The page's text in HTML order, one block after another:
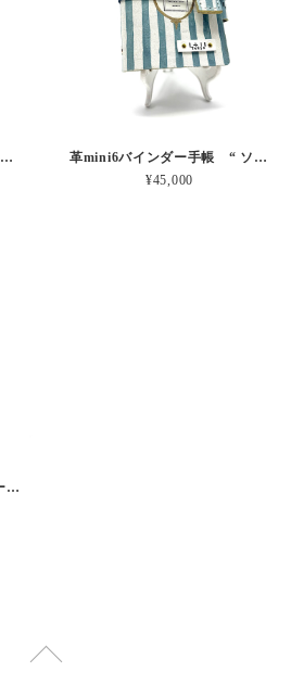
革micro5バインダー手帳 “ブルーベリー・レモンシェイク 昼下がりのお茶会” 本革
革mini6バインダー手帳 “ ソーダ・セサミシェイク 昼下がりのお茶会” 本革
¥45,000
革micro5スクエアバインダー手帳 “ メロン・イチゴシェイク 昼下がりのお茶会” 本革